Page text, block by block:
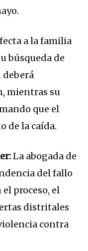
a la familia
búsqueda de
mientras su
que el
de la caída.
La abogada de
del fallo
proceso, el
distritales
contra